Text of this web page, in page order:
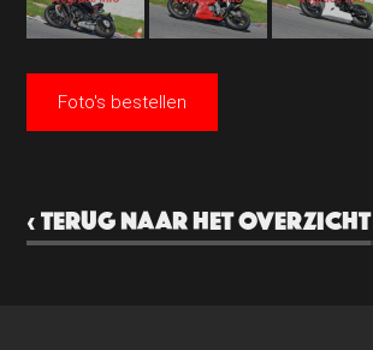
Foto's bestellen
‹ TERUG NAAR HET OVERZICHT